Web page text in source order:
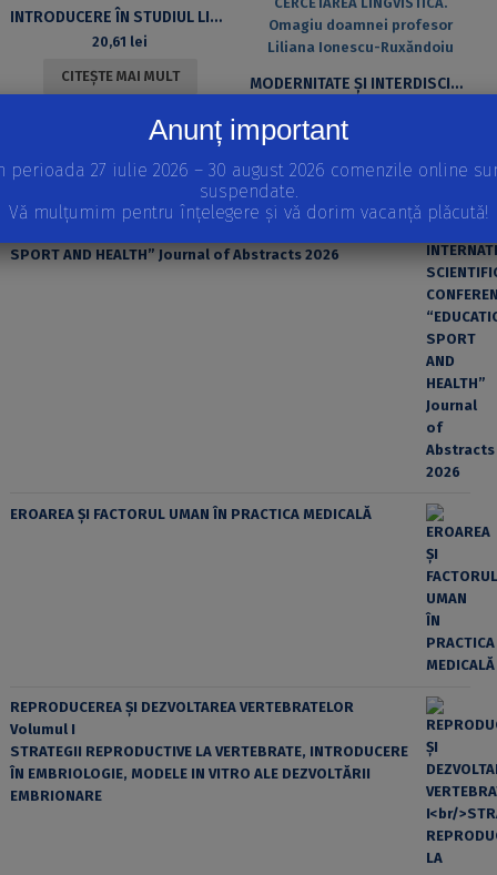
INTRODUCERE ÎN STUDIUL LIMBII
20,61 lei
CITEȘTE MAI MULT MODERNITATE ȘI INTERDISCIPLINARITATE ÎN CERCETAREA LINGVISTICĂ. OMAGIU DOAMNEI PROFESOR LILIANA IONESCU-RUXĂNDOIU
ADAUGĂ ÎN COȘ
SPORT AND HEALTH” Journal of Abstracts 2026
EROAREA ȘI FACTORUL UMAN ÎN PRACTICA MEDICALĂ
REPRODUCEREA ȘI DEZVOLTAREA VERTEBRATELOR
Volumul I
STRATEGII REPRODUCTIVE LA VERTEBRATE, INTRODUCERE
ÎN EMBRIOLOGIE, MODELE IN VITRO ALE DEZVOLTĂRII
EMBRIONARE
Anunț important
perioada 27 iulie 2026 – 30 august 2026 comenzile online
suspendate.
Vă mulțumim pentru înțelegere și vă dorim vacanță plăcută!